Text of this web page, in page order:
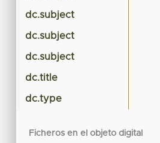
dc.subject
dc.subject
dc.subject
dc.title
dc.type
Ficheros en el objeto digital